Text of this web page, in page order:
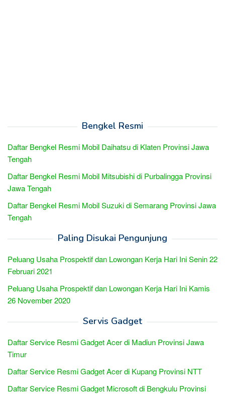
Bengkel Resmi
Daftar Bengkel Resmi Mobil Daihatsu di Klaten Provinsi Jawa
Tengah
Daftar Bengkel Resmi Mobil Mitsubishi di Purbalingga Provinsi
Jawa Tengah
Daftar Bengkel Resmi Mobil Suzuki di Semarang Provinsi Jawa
Tengah
Paling Disukai Pengunjung
Peluang Usaha Prospektif dan Lowongan Kerja Hari Ini Senin 22
Februari 2021
Peluang Usaha Prospektif dan Lowongan Kerja Hari Ini Kamis
26 November 2020
Servis Gadget
Daftar Service Resmi Gadget Acer di Madiun Provinsi Jawa
Timur
Daftar Service Resmi Gadget Acer di Kupang Provinsi NTT
Daftar Service Resmi Gadget Microsoft di Bengkulu Provinsi